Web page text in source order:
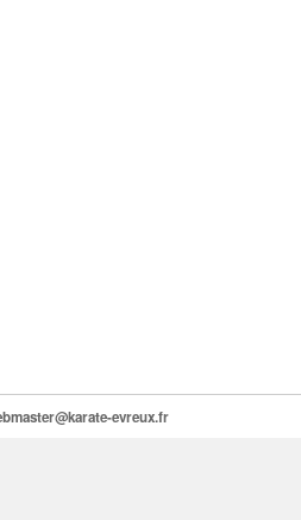
evreux.fr